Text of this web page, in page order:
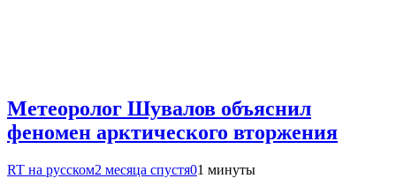
Метеоролог Шувалов объяснил
феномен арктического вторжения
RT на русском2 месяца спустя01 минуты